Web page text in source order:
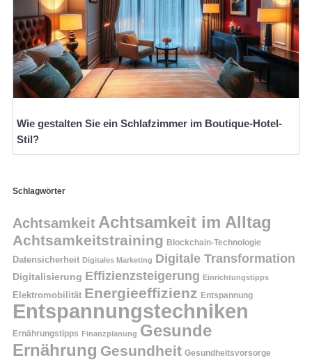
Wie gestalten Sie ein Schlafzimmer im Boutique-Hotel-
Stil?
Schlagwörter
Achtsamkeit Achtsamkeit im Alltag
Achtsamkeitstraining Blockchain-Technologie
Datensicherheit Digitales Marketing Digitale Transformation
Digitalisierung Effizienzsteigerung Einrichtungstipps
Elektromobilität Energieeffizienz Entspannung
Entspannungstechniken
Ernährungstipps Finanzplanung Gesunde
Ernährung Gesundheit Gesundheitsvorsorge